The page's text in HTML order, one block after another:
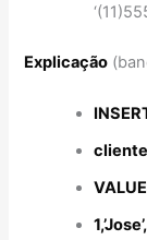
Explicação